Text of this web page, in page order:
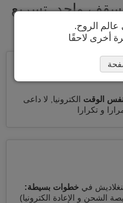
سقف واحد. تسريع
بنغلاديش
نفس الوقت الكترونيا, لا داعى
و تكرارا
في خطوات بسيطة:
الشحن و الإعادة الكترونيا)
الروح.
أخرى لاحقًا